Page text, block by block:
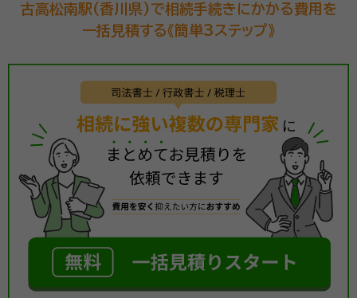
古高松南駅(香川県)で相続手続きにかかる費用を
一括見積する《簡単3ステップ》